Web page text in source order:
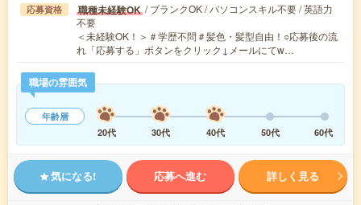
応募資格 職種未経験OK / ブランクOK / パソコンスキル不要 / 英語力
不要
＜未経験OK！＞＃学歴不問＃髪色・髪型自由！○応募後の流
れ「応募する」ボタンをクリック↓メールにてw…
職場の雰囲気
年齢層
20代
30代 40代 50代 60代
気になる! 応募へ進む 詳しく見る